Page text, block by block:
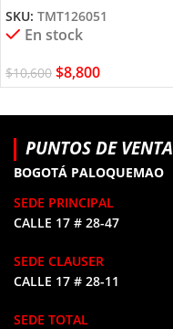
SKU: TMT126051
En stock
$10,600 $8,800
PUNTOS DE VENTA
BOGOTÁ PALOQUEMAO
SEDE PRINCIPAL
CALLE 17 # 28-47
SEDE CLAUSER
CALLE 17 # 28-11
SEDE TOTAL